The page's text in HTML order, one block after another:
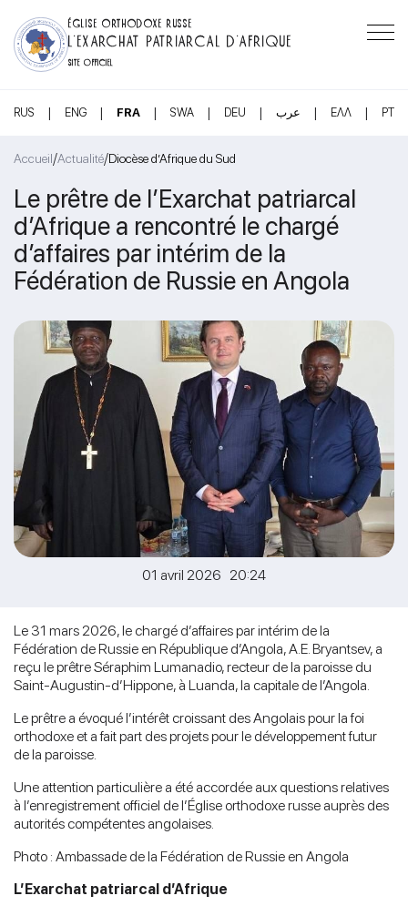
ÉGLISE ORTHODOXE RUSSE
L’EXARCHAT PATRIARCAL D’AFRIQUE
SITE OFFICIEL
RUS | ENG | FRA | SWA | DEU | عرب | ΕΛΛ | PT
Accueil/Actualité/Diocèse d’Afrique du Sud
Le prêtre de l’Exarchat patriarcal
d’Afrique a rencontré le chargé
d’affaires par intérim de la
Fédération de Russie en Angola
01 avril 2026 20:24
Le 31 mars 2026, le chargé d’affaires par intérim de la
Fédération de Russie en République d’Angola, A.E. Bryantsev, a
reçu le prêtre Séraphim Lumanadio, recteur de la paroisse du
Saint-Augustin-d’Hippone, à Luanda, la capitale de l’Angola.
Le prêtre a évoqué l’intérêt croissant des Angolais pour la foi
orthodoxe et a fait part des projets pour le développement futur
de la paroisse.
Une attention particulière a été accordée aux questions relatives
à l’enregistrement officiel de l’Église orthodoxe russe auprès des
autorités compétentes angolaises.
Photo : Ambassade de la Fédération de Russie en Angola
L’Exarchat patriarcal d’Afrique